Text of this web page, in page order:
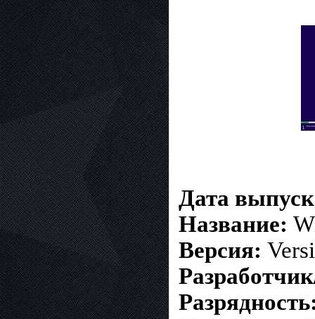
Дата
Название:
Версия: